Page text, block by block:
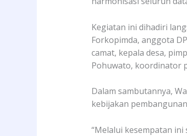
Kegiatan ini dihadiri
Forkopimda, anggota
camat, kepala desa,
Pohuwato, koordinator
Dalam sambutannya,
kebijakan
“Melalui kesempatan